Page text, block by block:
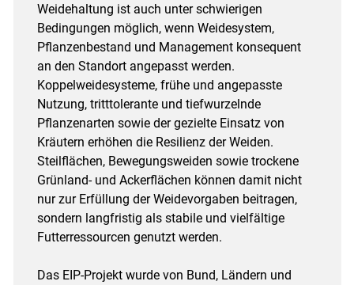
Weidehaltung ist auch unter schwierigen
Bedingungen möglich, wenn Weidesystem,
Pflanzenbestand und Management konsequent
an den Standort angepasst werden.
Koppelweidesysteme, frühe und angepasste
Nutzung, tritttolerante und tiefwurzelnde
Pflanzenarten sowie der gezielte Einsatz von
Kräutern erhöhen die Resilienz der Weiden.
Steilflächen, Bewegungsweiden sowie trockene
Grünland- und Ackerflächen können damit nicht
nur zur Erfüllung der Weidevorgaben beitragen,
sondern langfristig als stabile und vielfältige
Futterressourcen genutzt werden.
Das EIP-Projekt wurde von Bund, Ländern und